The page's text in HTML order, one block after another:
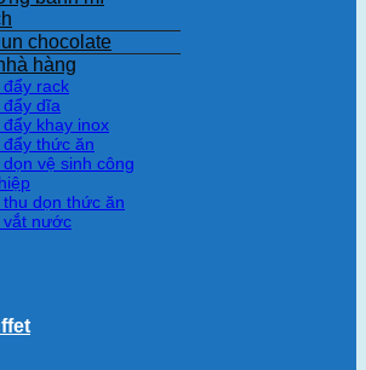
chocolate
hàng
đẩy rack
đẩy dĩa
đẩy khay inox
đẩy thức ăn
dọn vệ sinh công
thu dọn thức ăn
vắt nước